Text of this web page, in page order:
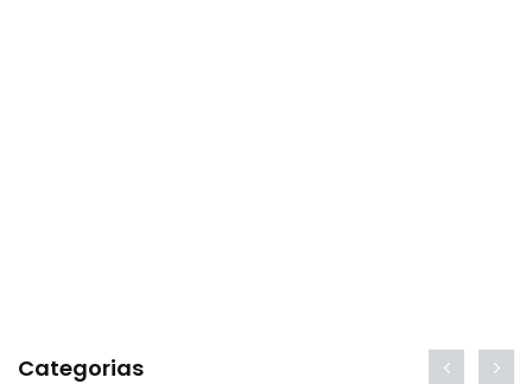
Categorias